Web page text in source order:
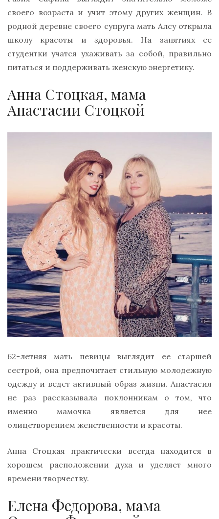
своего возраста и учит этому других женщин. В
родной деревне своего супруга мать Алсу открыла
школу красоты и здоровья. На занятиях ее
студентки учатся ухаживать за собой, правильно
питаться и поддерживать женскую энергетику.
Анна Стоцкая, мама
Анастасии Стоцкой
62-летняя мать певицы выглядит ее старшей
сестрой, она предпочитает стильную молодежную
одежду и ведет активный образ жизни. Анастасия
не раз рассказывала поклонникам о том, что
именно мамочка является для нее
олицетворением женственности и красоты.
Анна Стоцкая практически всегда находится в
хорошем расположении духа и уделяет много
времени творчеству.
Елена Федорова, мама